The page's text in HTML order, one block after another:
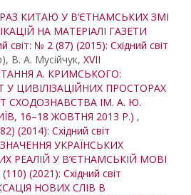
КИТАЮ У В’ЄТНАМСЬКИХ ЗМІ
НА МАТЕРІАЛІ ГАЗЕТИ
світ: № 2 (87) (2015): Східний світ
В. А. Мусійчук, XVІІ
А. КРИМСЬКОГО:
У ЦИВІЛІЗАЦІЙНИХ ПРОСТОРАХ
СХОДОЗНАВСТВА ІМ. А. Ю.
16–18 ЖОВТНЯ 2013 Р.) ,
(2014): Східний світ
УКРАЇНСЬКИХ
РЕАЛІЙ У В’ЄТНАМСЬКІЙ МОВІ
(2021): Східний світ
НОВИХ СЛІВ В